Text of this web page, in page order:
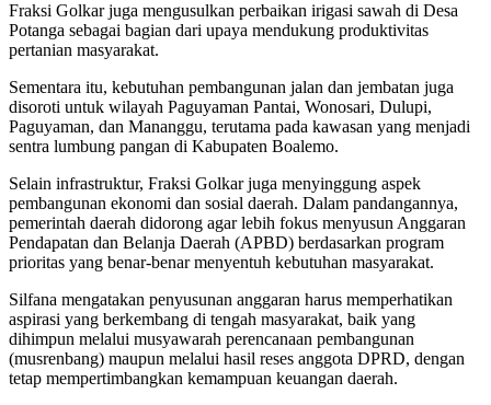
Fraksi Golkar juga mengusulkan perbaikan irigasi sawah di Desa
Potanga sebagai bagian dari upaya mendukung produktivitas
pertanian masyarakat.
Sementara itu, kebutuhan pembangunan jalan dan jembatan juga
disoroti untuk wilayah Paguyaman Pantai, Wonosari, Dulupi,
Paguyaman, dan Mananggu, terutama pada kawasan yang menjadi
sentra lumbung pangan di Kabupaten Boalemo.
Selain infrastruktur, Fraksi Golkar juga menyinggung aspek
pembangunan ekonomi dan sosial daerah. Dalam pandangannya,
pemerintah daerah didorong agar lebih fokus menyusun Anggaran
Pendapatan dan Belanja Daerah (APBD) berdasarkan program
prioritas yang benar-benar menyentuh kebutuhan masyarakat.
Silfana mengatakan penyusunan anggaran harus memperhatikan
aspirasi yang berkembang di tengah masyarakat, baik yang
dihimpun melalui musyawarah perencanaan pembangunan
(musrenbang) maupun melalui hasil reses anggota DPRD, dengan
tetap mempertimbangkan kemampuan keuangan daerah.